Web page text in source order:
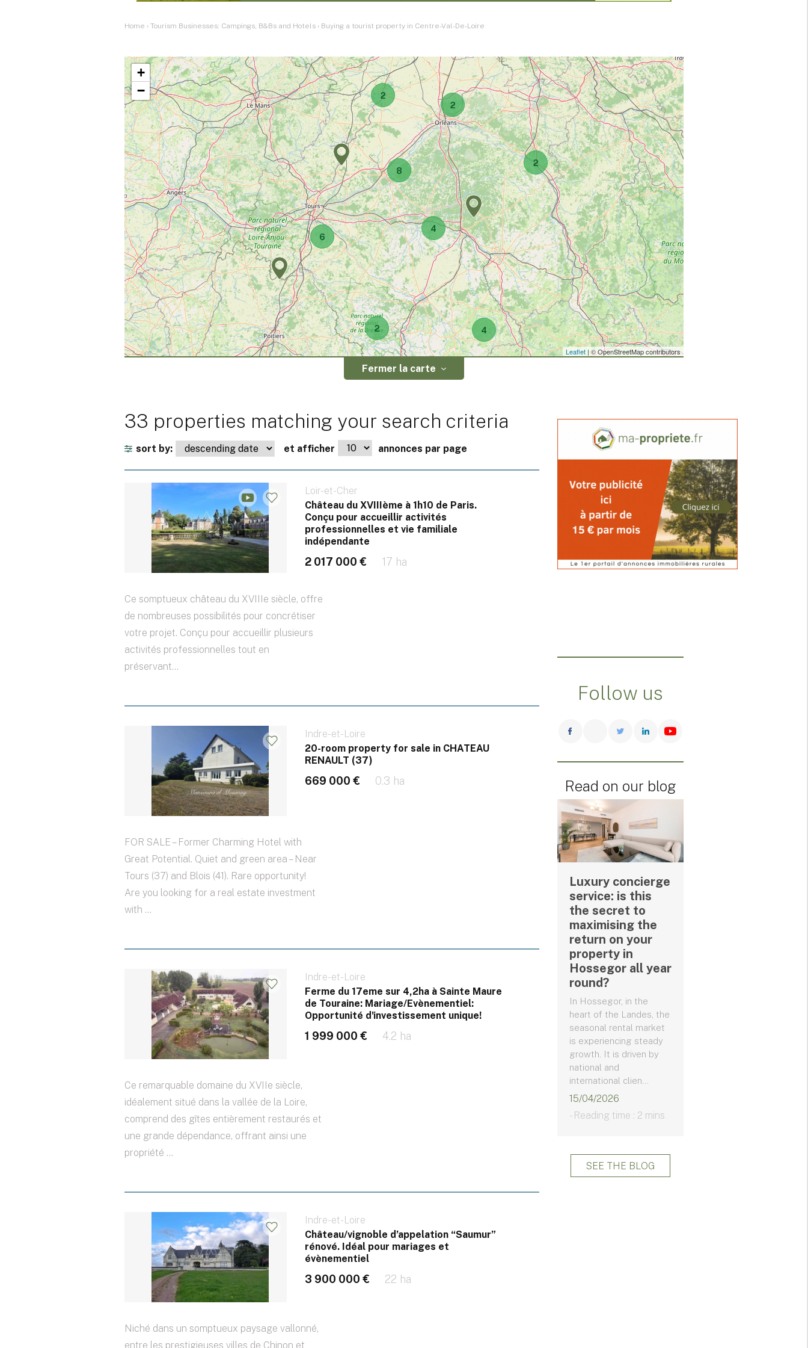
Home › Tourism Businesses: Campings, B&Bs and Hotels › Buying a tourist property in Centre-Val-De-Loire
2
2 4
6
4
2
2
8
+
−
Leaflet | © OpenStreetMap contributors
Fermer la carte
33 properties matching your search criteria
sort by: et afficher annonces par page
Loir-et-Cher
Château du XVIIIème à 1h10 de Paris.
Conçu pour accueillir activités
professionnelles et vie familiale
indépendante
2 017 000 € 17 ha
Ce somptueux château du XVIIIe siècle, offre
de nombreuses possibilités pour concrétiser
votre projet. Conçu pour accueillir plusieurs
activités professionnelles tout en
préservant...
Indre-et-Loire
20-room property for sale in CHATEAU
RENAULT (37)
669 000 € 0.3 ha
FOR SALE – Former Charming Hotel with
Great Potential. Quiet and green area – Near
Tours (37) and Blois (41). Rare opportunity!
Are you looking for a real estate investment
with ...
Indre-et-Loire
Ferme du 17eme sur 4,2ha à Sainte Maure
de Touraine: Mariage/Evènementiel:
Opportunité d'investissement unique!
1 999 000 € 4.2 ha
Ce remarquable domaine du XVIIe siècle,
idéalement situé dans la vallée de la Loire,
comprend des gîtes entièrement restaurés et
une grande dépendance, offrant ainsi une
propriété ...
Indre-et-Loire
Château/vignoble d’appelation “Saumur”
rénové. Idéal pour mariages et
évènementiel
3 900 000 € 22 ha
Niché dans un somptueux paysage vallonné,
entre les prestigieuses villes de Chinon et
Follow us
Read on our blog
Luxury concierge
service: is this
the secret to
maximising the
return on your
property in
Hossegor all year
round?
In Hossegor, in the
heart of the Landes, the
seasonal rental market
is experiencing steady
growth. It is driven by
national and
international clien...
15/04/2026
- Reading time : 2 mins
SEE THE BLOG